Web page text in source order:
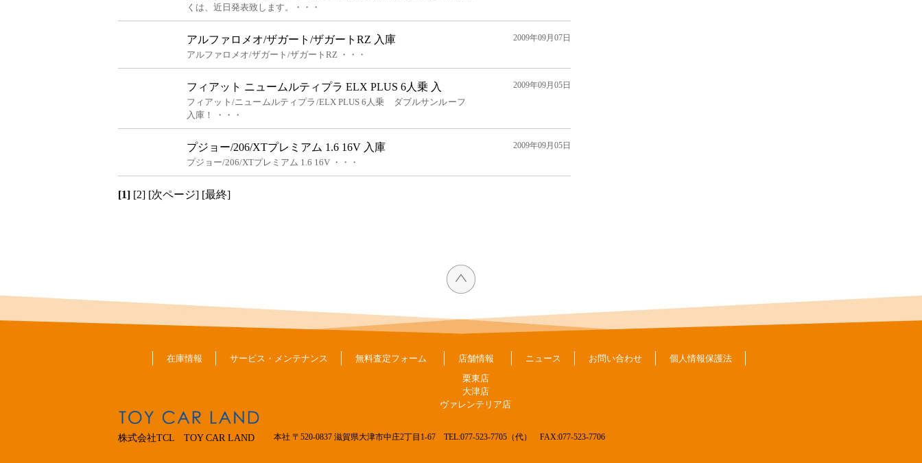
くは、近日発表致します。・・・
アルファロメオ/ザガート/ザガートRZ 入庫
アルファロメオ/ザガート/ザガートRZ ・・・
2009年09月07日
フィアット ニュームルティプラ ELX PLUS 6人乗 入
フィアット/ニュームルティプラ/ELX PLUS 6人乗 ダブルサンルーフ
入庫！ ・・・
2009年09月05日
プジョー/206/XTプレミアム 1.6 16V 入庫
プジョー/206/XTプレミアム 1.6 16V ・・・
2009年09月05日
[1] [2] [次ページ] [最終]
在庫情報 サービス・メンテナンス 無料査定フォーム
店舗情報
栗東店
大津店
ヴァレンテリア店
ニュース お問い合わせ 個人情報保護法
株式会社TCL TOY CAR LAND 本社 〒520-0837 滋賀県大津市中庄2丁目1-67 TEL:077-523-7705（代） FAX:077-523-7706